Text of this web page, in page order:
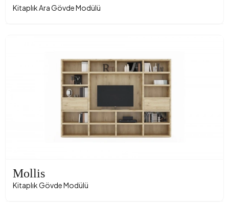
Kitaplık Ara Gövde Modülü
Mollis
Kitaplık Gövde Modülü